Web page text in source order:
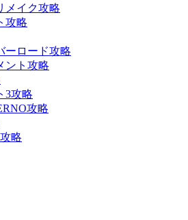
メイク攻略
攻略
ーロード攻略
ント攻略
3攻略
攻略
略